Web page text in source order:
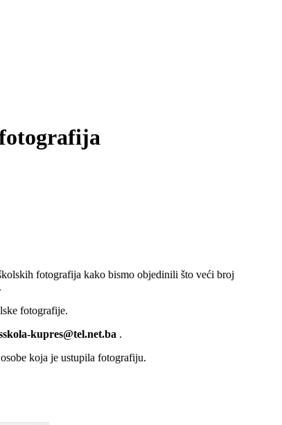
fotografija kako bismo objedinili što veći broj
fotografije.
kupres@tel.net.ba .
koja je ustupila fotografiju.